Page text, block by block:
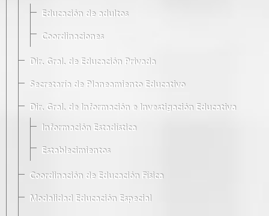
Educación de adultos
Coordinaciones
Dir. Gral. de Educación Privada
Secretaría de Planeamiento Educativo
Dir. Gral. de Información e Investigación Educativa
Información Estadística
Establecimientos
Coordinación de Educación Física
Modalidad Educación Especial